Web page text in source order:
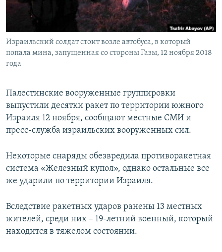
ПОБЕДИТЕЛЕЙ НЕ СУДЯТ?
ELIFBE
УКРАИНСКАЯ ПРОБЛЕМА КРЫМА
ПРИСОЕДИНЯЙТЕСЬ!
Израильский солдат стоит возле автобуса, в который
попала мина, запущенная со стороны Газы, 12 ноября 2018
года
Палестинские вооруженные группировки
выпустили десятки ракет по территории южного
Израиля 12 ноября, сообщают местные СМИ и
пресс-служба израильских вооруженных сил.
Некоторые снаряды обезвредила противоракетная
система «Железный купол», однако остальные все
же ударили по территории Израиля.
Вследствие ракетных ударов ранены 13 местных
жителей, среди них – 19-летний военный, который
находится в тяжелом состоянии.